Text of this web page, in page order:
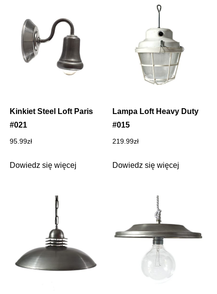
Kinkiet Steel Loft Paris
#021
95.99zł
Dowiedz się więcej
Lampa Loft Heavy Duty
#015
219.99zł
Dowiedz się więcej